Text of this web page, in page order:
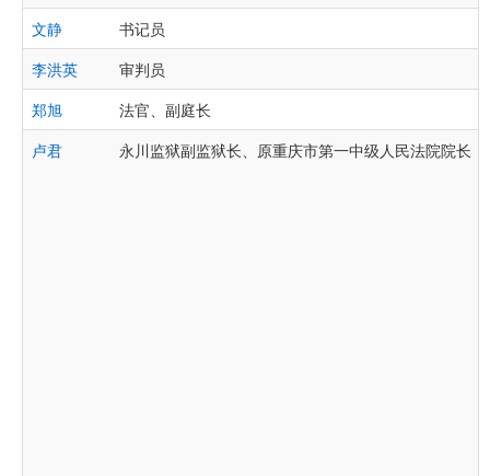
文静
书记员
李洪英
审判员
郑旭
法官、副庭长
卢君
永川监狱副监狱长、原重庆市第一中级人民法院院长